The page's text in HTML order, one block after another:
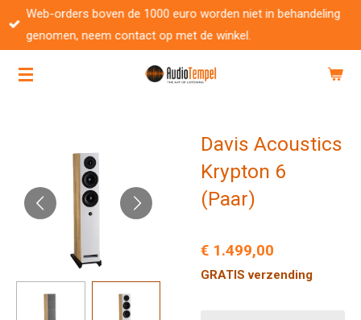
Ga
direct
de
Web-orders boven de 1000 euro worden niet in behandeling
genomen, neem contact op met de winkel.
Davis Acoustics
Krypton 6
(Paar)
€ 1.499,00
GRATIS verzending